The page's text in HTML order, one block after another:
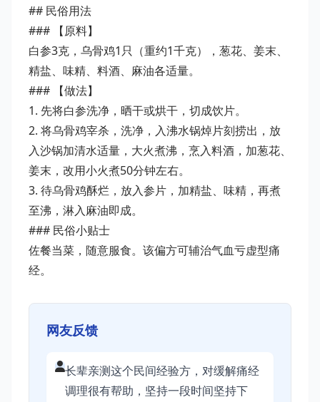
## 民俗用法
### 【原料】
白参3克，乌骨鸡1只（重约1千克），葱花、姜末、
精盐、味精、料酒、麻油各适量。
### 【做法】
1. 先将白参洗净，晒干或烘干，切成饮片。
2. 将乌骨鸡宰杀，洗净，入沸水锅焯片刻捞出，放
入沙锅加清水适量，大火煮沸，烹入料酒，加葱花、
姜末，改用小火煮50分钟左右。
3. 待乌骨鸡酥烂，放入参片，加精盐、味精，再煮
至沸，淋入麻油即成。
### 民俗小贴士
佐餐当菜，随意服食。该偏方可辅治气血亏虚型痛
经。
网友反馈
长辈亲测这个民间经验方，对缓解痛经
调理很有帮助，坚持一段时间坚持下